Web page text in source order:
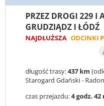
PRZEZ DROGI 229 I
GRUDZIĄDZ I ŁÓDŹ
NAJDŁUŻSZA ODCINKI
długość trasy:437 km
Starogard Gdański -
czas przejazdu:4 godz. 42